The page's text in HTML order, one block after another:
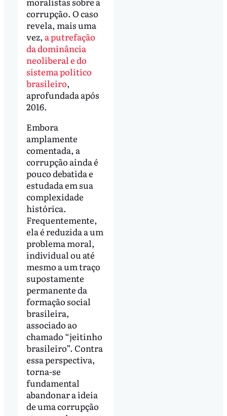
corrupção. O caso
revela, mais uma
vez, a putrefação
da dominância
neoliberal e do
sistema político
brasileiro,
aprofundada após
2016.
Embora
amplamente
comentada, a
corrupção ainda é
pouco debatida e
estudada em sua
complexidade
histórica.
Frequentemente,
ela é reduzida a um
problema moral,
individual ou até
mesmo a um traço
supostamente
permanente da
formação social
brasileira,
associado ao
chamado “jeitinho
brasileiro”. Contra
essa perspectiva,
torna-se
fundamental
abandonar a ideia
de uma corrupção